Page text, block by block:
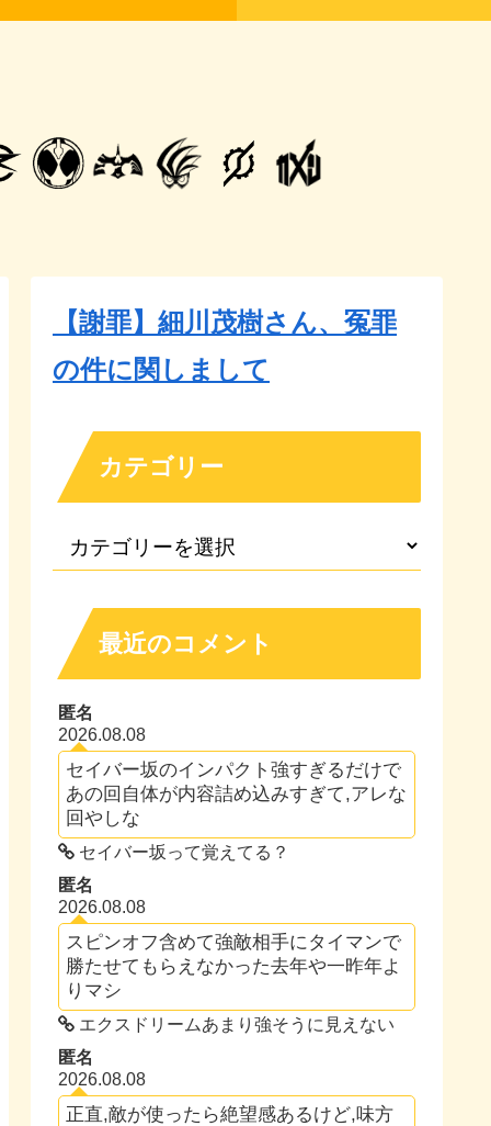
【謝罪】細川茂樹さん、冤罪
の件に関しまして
カテゴリー
最近のコメント
匿名
2026.08.08
セイバー坂のインパクト強すぎるだけで
あの回自体が内容詰め込みすぎて,アレな
回やしな
セイバー坂って覚えてる？
匿名
2026.08.08
スピンオフ含めて強敵相手にタイマンで
勝たせてもらえなかった去年や一昨年よ
りマシ
エクスドリームあまり強そうに見えない
匿名
2026.08.08
正直,敵が使ったら絶望感あるけど,味方